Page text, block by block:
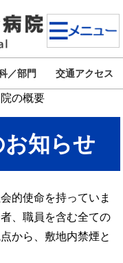
／部門 交通アクセス
の概要
知らせ
的使命を持っていま
、職員を含む全ての
から、敷地内禁煙と